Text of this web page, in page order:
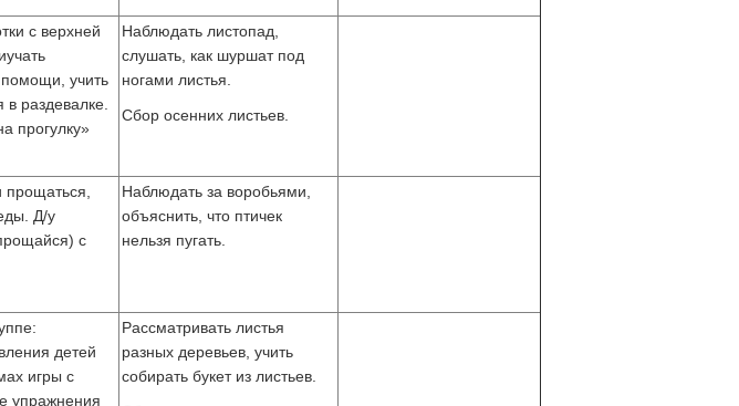
с верхней
учить
в раздевалке.
прогулку»
Наблюдать листопад,
слушать, как шуршат под
ногами листья.
Сбор осенних листьев.
прощаться,
Д/у
с
Наблюдать за воробьями,
объяснить, что птичек
нельзя пугать.
детей
игры с
упражнения
Рассматривать листья
разных деревьев, учить
собирать букет из листьев.